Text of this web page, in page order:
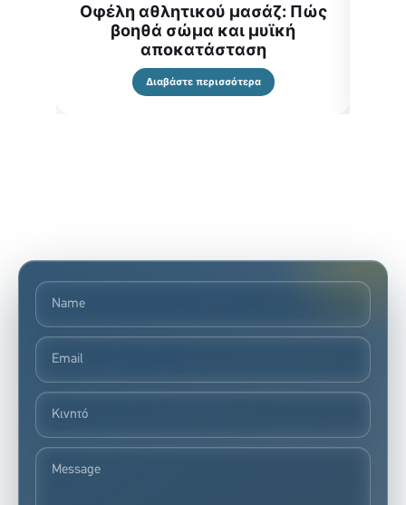
Οφέλη αθλητικού μασάζ: Πώς
βοηθά σώμα και μυϊκή
αποκατάσταση
Διαβάστε περισσότερα